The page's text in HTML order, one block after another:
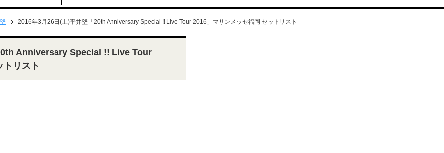
2016年3月26日(土)平井堅「20th Anniversary Special !! Live Tour 2016」マリンメッセ福岡 セットリスト
Anniversary Special !! Live Tour
トリスト